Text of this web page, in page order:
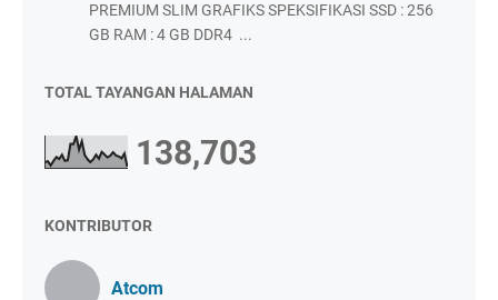
PREMIUM SLIM GRAFIKS SPEKSIFIKASI SSD : 256
GB RAM : 4 GB DDR4 ...
TOTAL TAYANGAN HALAMAN
138,703
KONTRIBUTOR
Atcom